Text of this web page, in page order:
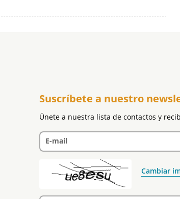
Suscríbete a nuestro
Únete a nuestra lista de contactos y
E-mail
Cambiar